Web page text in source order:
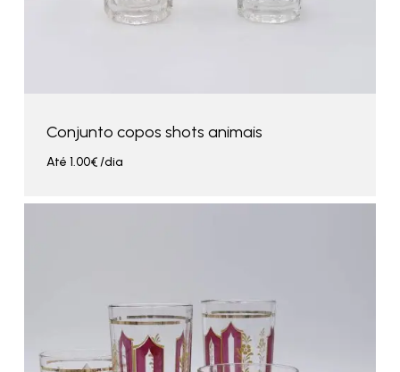
Conjunto copos shots animais
Até 1.00€/dia